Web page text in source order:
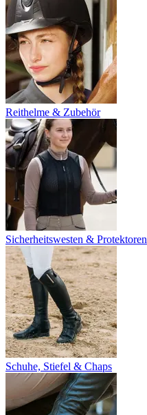
Reithelme & Zubehör
Sicherheitswesten & Protektoren
Schuhe, Stiefel & Chaps